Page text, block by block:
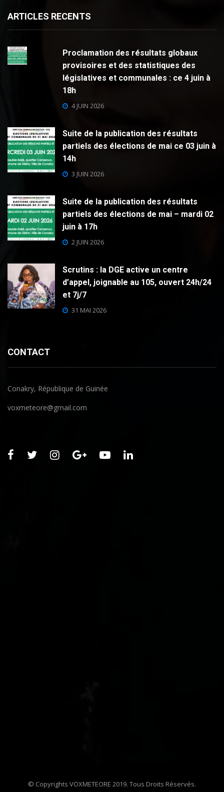
ARTICLES RECENTS
Proclamation des résultats globaux
provisoires et des statistiques des
législatives et communales : ce 4 juin à
18h
4 JUIN 2026
Suite de la publication des résultats
partiels des élections de mai ce 03 juin à
14h
3 JUIN 2026
Suite de la publication des résultats
partiels des élections de mai – mardi 02
juin à 17h
2 JUIN 2026
Scrutins : la DGE active un centre
d’appel, joignable au 105, ouvert 24h/24
et 7j/7
31 MAI 2026
CONTACT
Conakry, République de Guinée
voxmeteore@gmail.com
© Copyrights VOXMETEORE 2019. Tous Droits Réservés.